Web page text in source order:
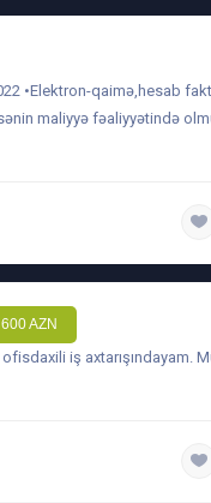
•Elektron-qaimə,hesab
maliyyə fəaliyyətində
600 AZN
iş axtarışındayam.